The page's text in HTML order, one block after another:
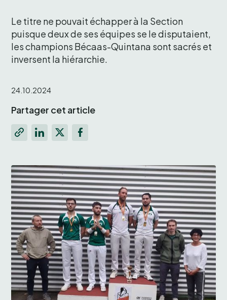
Le titre ne pouvait échapper à la Section
puisque deux de ses équipes se le disputaient,
les champions Bécaas-Quintana sont sacrés et
inversent la hiérarchie.
24.10.2024
Partager cet article